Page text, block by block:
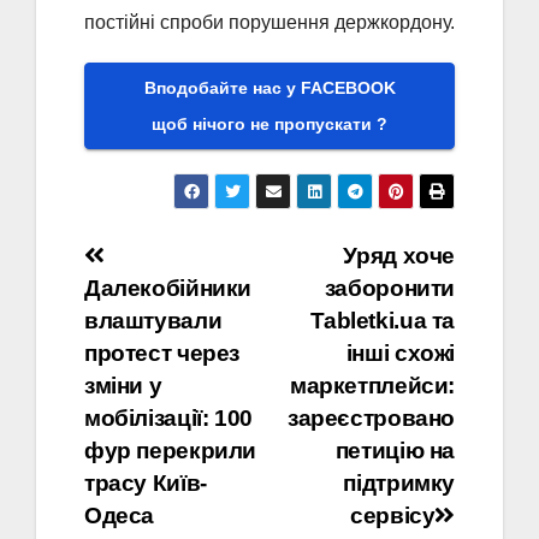
постійні спроби порушення держкордону.
Вподобайте нас у FACEBOOK
щоб нічого не пропускати ?
Навігація
записів
Уряд хоче
заборонити
Tabletki.ua та
інші схожі
маркетплейси:
зареєстровано
петицію на
підтримку
сервісу
Далекобійники
влаштували
протест через
зміни у
мобілізації: 100
фур перекрили
трасу Київ-
Одеса